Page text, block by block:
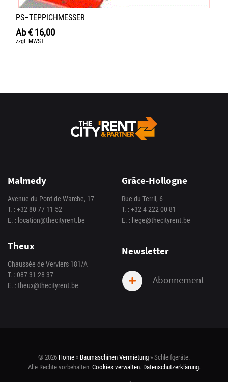
PS–TEPPICHMESSER
Ab€16,00
zzgl. MWST
Malmedy
Avenue du Pont de Warche, 17
T. :+32 80 77 11 52
E. : location@thecityrent.be
Grâce-Hollogne
Rue du Terril, 6
T. :+32 4 222 00 81
E. : liege@thecityrent.be
Theux
Chaussée de Verviers 181/A
T. :087 31 28 37
E. :theux@thecityrent.be
Newsletter
Abonnement
© 2026 Home » Baumaschinen Vermietung » Schleifgeräte.
Alle Rechte vorbehalten. Cookies verwalten. Datenschutzerklärung.